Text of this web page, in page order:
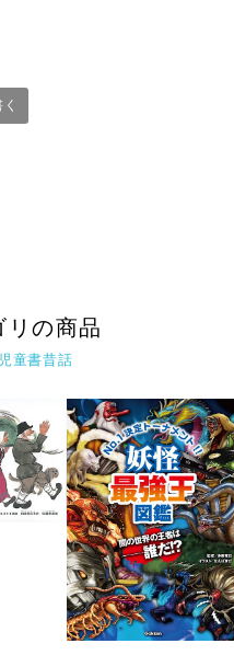
の商品
児童書昔話